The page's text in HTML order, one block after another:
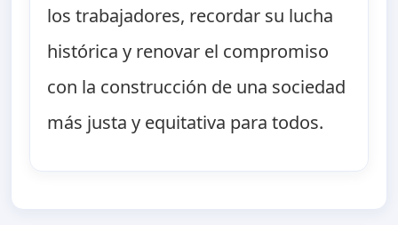
los trabajadores, recordar su lucha
histórica y renovar el compromiso
con la construcción de una sociedad
más justa y equitativa para todos.